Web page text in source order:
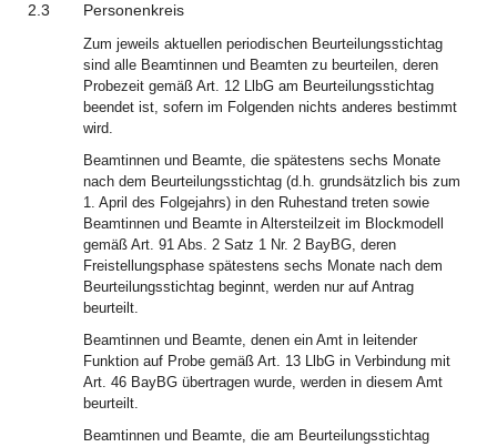
2.3 Personenkreis
Zum jeweils aktuellen periodischen Beurteilungsstichtag
sind alle Beamtinnen und Beamten zu beurteilen, deren
Probezeit gemäß Art. 12 LlbG am Beurteilungsstichtag
beendet ist, sofern im Folgenden nichts anderes bestimmt
wird.
Beamtinnen und Beamte, die spätestens sechs Monate
nach dem Beurteilungsstichtag (d.h. grundsätzlich bis zum
1. April des Folgejahrs) in den Ruhestand treten sowie
Beamtinnen und Beamte in Altersteilzeit im Blockmodell
gemäß Art. 91 Abs. 2 Satz 1 Nr. 2 BayBG, deren
Freistellungsphase spätestens sechs Monate nach dem
Beurteilungsstichtag beginnt, werden nur auf Antrag
beurteilt.
Beamtinnen und Beamte, denen ein Amt in leitender
Funktion auf Probe gemäß Art. 13 LlbG in Verbindung mit
Art. 46 BayBG übertragen wurde, werden in diesem Amt
beurteilt.
Beamtinnen und Beamte, die am Beurteilungsstichtag